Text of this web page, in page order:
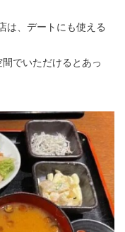
は、デートにも使える
でいただけるとあっ